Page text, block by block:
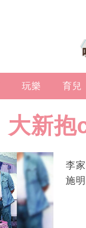
玩樂 育兒
大新
李
施